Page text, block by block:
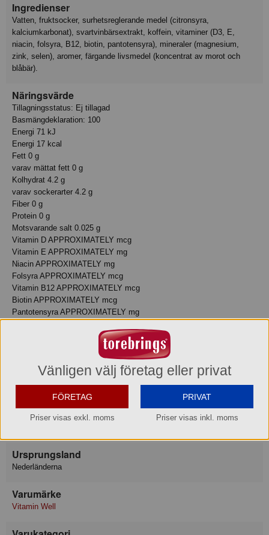
Ingredienser
Vatten, fruktsocker, surhetsreglerande medel (citronsyra,
kalciumkarbonat), svartvinbärsextrakt, koffein, vitaminer (D3, E,
niacin, folsyra, B12, biotin, pantotensyra), mineraler (magnesium,
zink, selen), aromer, färgande livsmedel (koncentrat av morot och
blåbär).
Näringsvärde
Tillagningsstatus: Ej tillagad
Basmängdeklaration: 100
Energi 71 kJ
Energi 17 kcal
Fett 0 g
varav mättat fett 0 g
Kolhydrat 4.2 g
varav sockerarter 4.2 g
Fiber 0 g
Protein 0 g
Motsvarande salt 0.025 g
Vitamin D APPROXIMATELY mcg
Vitamin E APPROXIMATELY mg
Niacin APPROXIMATELY mg
Folsyra APPROXIMATELY mcg
Vitamin B12 APPROXIMATELY mcg
Biotin APPROXIMATELY mcg
Pantotensyra APPROXIMATELY mg
Zink APPROXIMATELY mg
Selen APPROXIMATELY mcg
Serveringstips
Serveras väl kyld.
Förvaring
Ursprungsland
Nederländerna
Varumärke
Vitamin Well
Vänligen välj företag eller privat
FÖRETAG
Priser visas exkl. moms
PRIVAT
Priser visas inkl. moms